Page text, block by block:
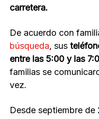
carretera.
De acuerdo con
búsqueda, sus
entre las 5:00 y las
familias se
vez.
Desde septiembre de